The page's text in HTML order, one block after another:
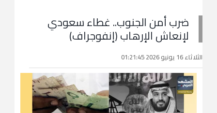
ضرب أمن الجنوب.. غطاء سعودي
لإنعاش الإرهاب (إنفوجراف)
الثلاثاء 16 يونيو 2026 01:21:45